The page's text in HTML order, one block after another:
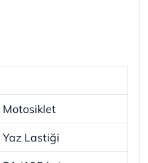
Motosiklet
Yaz Lastiği